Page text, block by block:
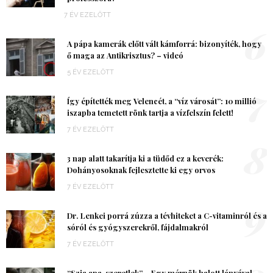
7 ÉV EZELŐTT
A pápa kamerák előtt vált kámforrá: bizonyíték, hogy
ő maga az Antikrisztus? – videó
5 ÉV EZELŐTT
6
Így építették meg Velencét, a “víz városát”: 10 millió
iszapba temetett rönk tartja a vízfelszín felett!
7 ÉV EZELŐTT
7
3 nap alatt takarítja ki a tüdőd ez a keverék:
Dohányosoknak fejlesztette ki egy orvos
7 ÉV EZELŐTT
Dr. Lenkei porrá zúzza a tévhiteket a C-vitaminról és a
sóról és gyógyszerekről, fájdalmakról
7 ÉV EZELŐTT
9